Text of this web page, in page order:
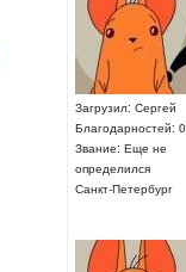
Загрузил: Сергей
Благодарностей: 0
Звание: Еще не
определился
Санкт-Петербург